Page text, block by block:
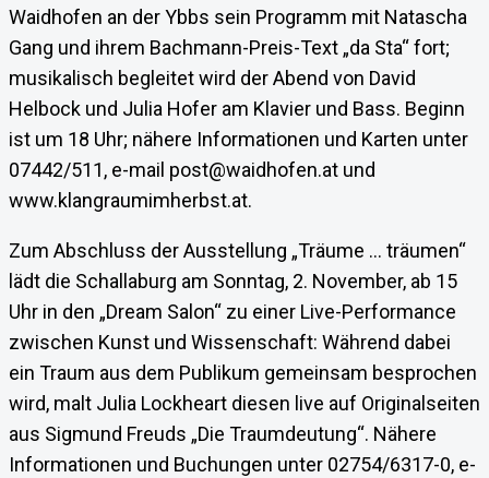
Waidhofen an der Ybbs sein Programm mit Natascha
Gang und ihrem Bachmann-Preis-Text „da Sta“ fort;
musikalisch begleitet wird der Abend von David
Helbock und Julia Hofer am Klavier und Bass. Beginn
ist um 18 Uhr; nähere Informationen und Karten unter
07442/511, e-mail post@waidhofen.at und
www.klangraumimherbst.at.
Zum Abschluss der Ausstellung „Träume … träumen“
lädt die Schallaburg am Sonntag, 2. November, ab 15
Uhr in den „Dream Salon“ zu einer Live-Performance
zwischen Kunst und Wissenschaft: Während dabei
ein Traum aus dem Publikum gemeinsam besprochen
wird, malt Julia Lockheart diesen live auf Originalseiten
aus Sigmund Freuds „Die Traumdeutung“. Nähere
Informationen und Buchungen unter 02754/6317-0, e-